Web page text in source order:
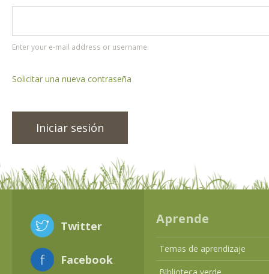
Enter your e-mail address or username.
Solicitar una nueva contraseña
Twitter
Facebook
Aprende
Temas de aprendizaje